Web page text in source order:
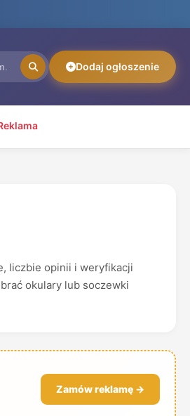
Dodaj ogłoszenie
liczbie opinii i weryfikacji
okulary lub soczewki
Zamów reklamę →